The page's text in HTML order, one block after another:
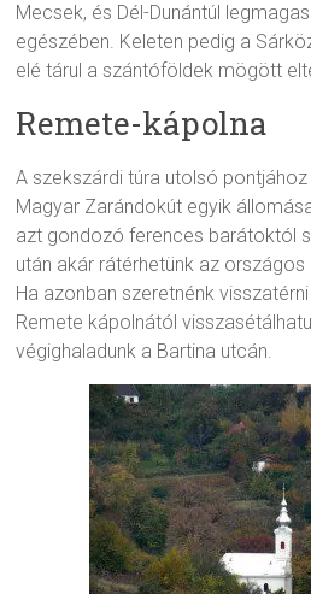
Mecsek, és Dél-Dunántúl
egészében. Keleten pedig a
elé tárul a szántóföldek mögött
Remete-kápolna
A szekszárdi túra utolsó
Magyar Zarándokút egyik
azt gondozó ferences barátoktól
után akár rátérhetünk az
Ha azonban szeretnénk
Remete kápolnától
végighaladunk a Bartina utcán.